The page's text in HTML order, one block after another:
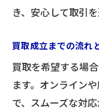
き、安心して取引
買取成立までの流れ
買取を希望する場
ます。オンライン
で、スムーズな対